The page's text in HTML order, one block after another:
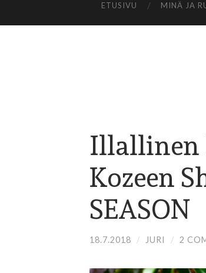
ETUSIVU MINÄ JA
Illallinen
Kozeen
SEASON
18.7.2018 / JURI / 2